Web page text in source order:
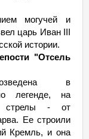
могучей и
царь Иван III
истории.
"Отсель
в
легенде, на
стрелы - от
Ее строили
Кремль, и она